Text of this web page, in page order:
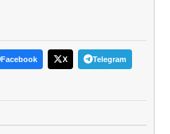
Facebook X Telegram